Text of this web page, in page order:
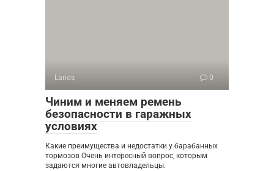
Lanos 0
Чиним и меняем ремень
безопасности в гаражных
условиях
Какие преимущества и недостатки у барабанных
тормозов Очень интересный вопрос, которым
задаются многие автовладельцы.